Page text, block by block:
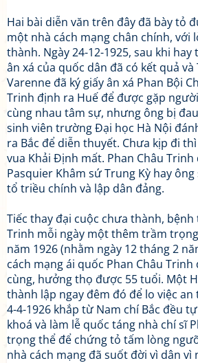
Hai bài diễn văn trên đây đã bày tỏ
một nhà cách mạng chân chính, với
thành. Ngày 24-12-1925, sau khi
ân xá của quốc dân đã có kết quả và
Varenne đã ký giấy ân xá Phan Bội
Trinh định ra Huế để được gặp
cùng nhau tâm sự, nhưng ông bị
sinh viên trường Đại học Hà Nội
ra Bắc để diễn thuyết. Chưa kịp đi
vua Khải Định mất. Phan Châu
Pasquier Khâm sứ Trung Kỳ hay ông
tổ triều chính và lập dân đảng.
Tiếc thay đại cuộc chưa thành, bệnh
Trinh mỗi ngày một thêm trầm
năm 1926 (nhằm ngày 12 tháng 2
cách mạng ái quốc Phan Châu
cùng, hưởng thọ được 55 tuổi. Một
thành lập ngay đêm đó để lo việc an
4-4-1926 khắp từ Nam chí Bắc đều
khoá và làm lễ quốc táng nhà chí sĩ
trọng thể để chứng tỏ tấm lòng
nhà cách mạng đã suốt đời vì dân vì